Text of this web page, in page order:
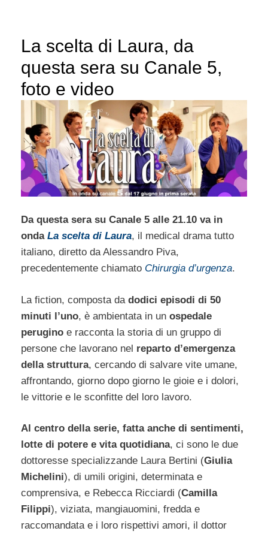
La scelta di Laura, da
questa sera su Canale 5,
foto e video
Da questa sera su Canale 5 alle 21.10 va in
onda La scelta di Laura, il medical drama tutto
italiano, diretto da Alessandro Piva,
precedentemente chiamato Chirurgia d’urgenza.
La fiction, composta da dodici episodi di 50
minuti l’uno, è ambientata in un ospedale
perugino e racconta la storia di un gruppo di
persone che lavorano nel reparto d’emergenza
della struttura, cercando di salvare vite umane,
affrontando, giorno dopo giorno le gioie e i dolori,
le vittorie e le sconfitte del loro lavoro.
Al centro della serie, fatta anche di sentimenti,
lotte di potere e vita quotidiana, ci sono le due
dottoresse specializzande Laura Bertini (Giulia
Michelini), di umili origini, determinata e
comprensiva, e Rebecca Ricciardi (Camilla
Filippi), viziata, mangiauomini, fredda e
raccomandata e i loro rispettivi amori, il dottor